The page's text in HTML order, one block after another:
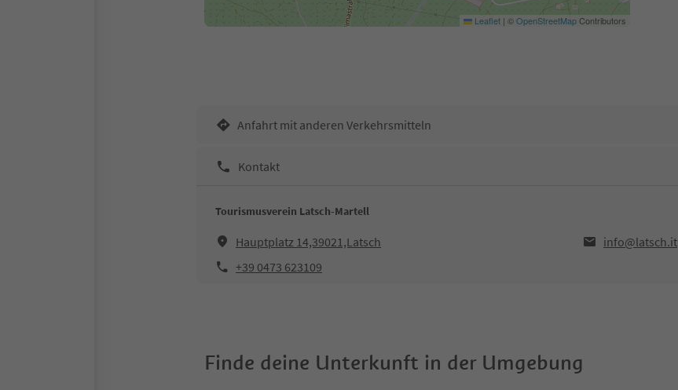
Leaflet | ©OpenStreetMapContributors
Anfahrt mit anderen Verkehrsmitteln
Kontakt
Tourismusverein Latsch-Martell
Hauptplatz 14,39021,Latsch
info@latsch.it
+39 0473 623109
Finde deine Unterkunft in der Umgebung